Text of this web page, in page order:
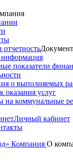
показатели
о выполняемых
оказания услуг
на коммунальные
Личный кабинет
Компания О